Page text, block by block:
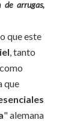
arrugas,
que este
, tanto
como
que
" alemana